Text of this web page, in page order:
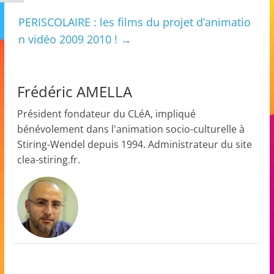
a
à
p
a
PERISCOLAIRE : les films du projet d’animatio
n vidéo 2009 2010 ! →
Frédéric AMELLA
Président fondateur du CLéA, impliqué
bénévolement dans l'animation socio-culturelle à
Stiring-Wendel depuis 1994. Administrateur du site
clea-stiring.fr.